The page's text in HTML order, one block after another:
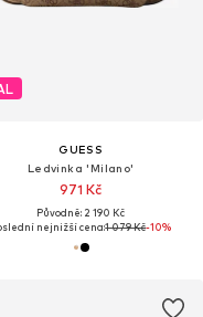
GUESS
Ledvinka 'Milano'
971 Kč
Původně: 2 190 Kč
nejnižší cena:1 079 Kč-10%